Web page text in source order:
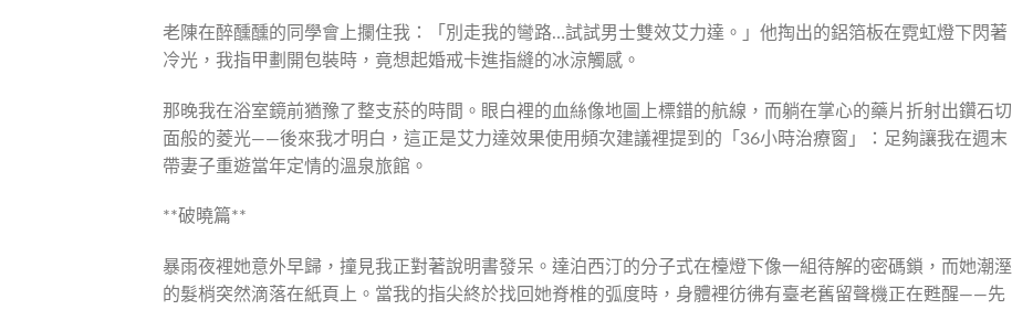
老陳在醉醺醺的同學會上攔住我：「別走我的彎路…試試男士雙效艾力達。」他掏出的鋁箔板在霓虹燈下閃著
冷光，我指甲劃開包裝時，竟想起婚戒卡進指縫的冰涼觸感。
那晚我在浴室鏡前猶豫了整支菸的時間。眼白裡的血絲像地圖上標錯的航線，而躺在掌心的藥片折射出鑽石切
面般的菱光——後來我才明白，這正是艾力達效果使用頻次建議裡提到的「36小時治療窗」：足夠讓我在週末
帶妻子重遊當年定情的溫泉旅館。
**破曉篇**
暴雨夜裡她意外早歸，撞見我正對著說明書發呆。達泊西汀的分子式在檯燈下像一組待解的密碼鎖，而她潮溼
的髮梢突然滴落在紙頁上。當我的指尖終於找回她脊椎的弧度時，身體裡彷彿有臺老舊留聲機正在甦醒——先